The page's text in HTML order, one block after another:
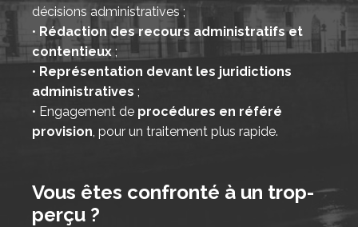
décisions administratives ;
• Rédaction des recours administratifs et
contentieux ;
• Représentation devant les juridictions
administratives ;
• Engagement de procédures en référé
provision , pour un traitement plus rapide.
Vous êtes confronté à un trop-
perçu ?